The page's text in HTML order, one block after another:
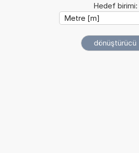
Hedef birimi: